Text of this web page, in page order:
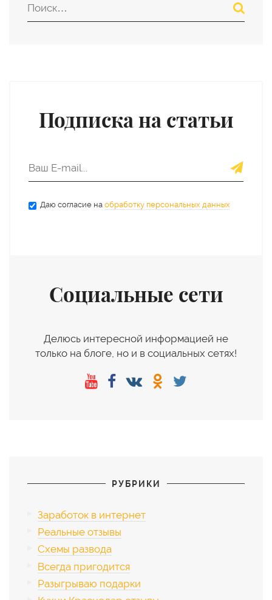
Подписка на статьи
Даю согласие наобработку персональных данных
Социальные сети
Делюсь интересной информацией не
только на блоге, но и в социальных сетях!
РУБРИКИ
Заработок в интернет
Реальные отзывы
Схемы развода
Всегда пригодится
Разыгрываю подарки